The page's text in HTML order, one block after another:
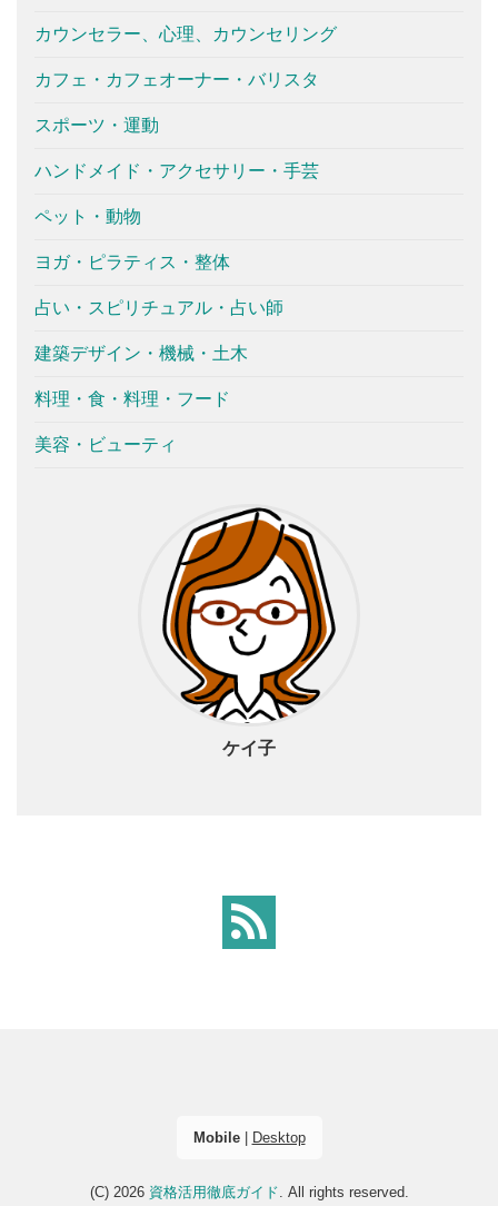
カウンセラー、心理、カウンセリング
カフェ・カフェオーナー・バリスタ
スポーツ・運動
ハンドメイド・アクセサリー・手芸
ペット・動物
ヨガ・ピラティス・整体
占い・スピリチュアル・占い師
建築デザイン・機械・土木
料理・食・料理・フード
美容・ビューティ
ケイ子
Mobile| Desktop
(C) 2026 資格活用徹底ガイド. All rights reserved.